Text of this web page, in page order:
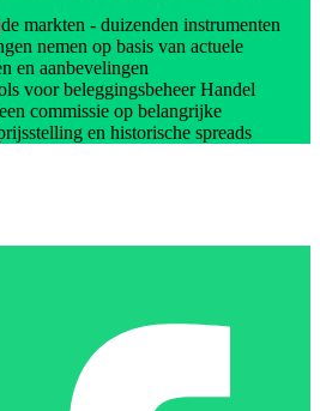
markten - duizenden instrumenten
nemen op basis van actuele
en aanbevelingen
voor beleggingsbeheer Handel
commissie op belangrijke
en historische spreads